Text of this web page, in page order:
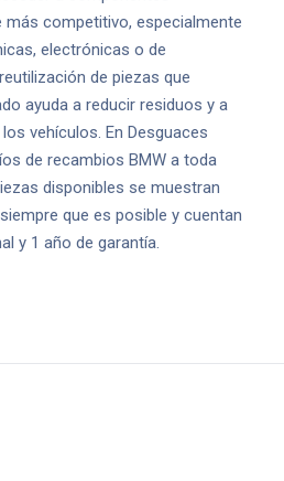
competitivo, especialmente
electrónicas o de
de piezas que
ayuda a reducir residuos y a
vehículos. En Desguaces
de recambios BMW a toda
disponibles se muestran
que es posible y cuentan
y 1 año de garantía.